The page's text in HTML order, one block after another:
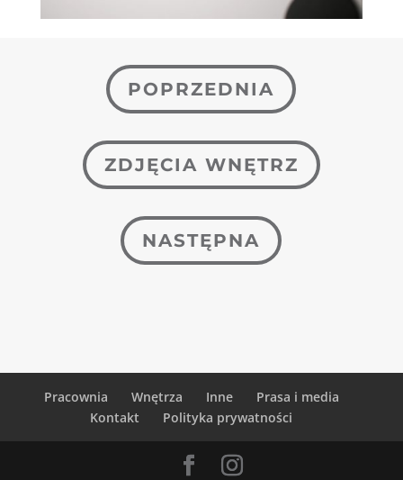
POPRZEDNIA
ZDJĘCIA WNĘTRZ
NASTĘPNA
Pracownia Wnętrza Inne
Prasa i media
Kontakt
Polityka prywatności